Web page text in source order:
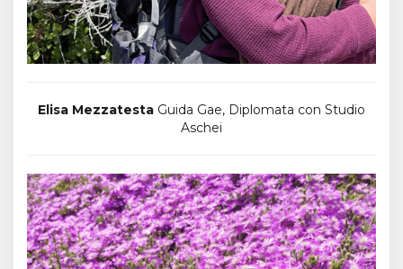
Elisa Mezzatesta Guida Gae, Diplomata con Studio
Aschei